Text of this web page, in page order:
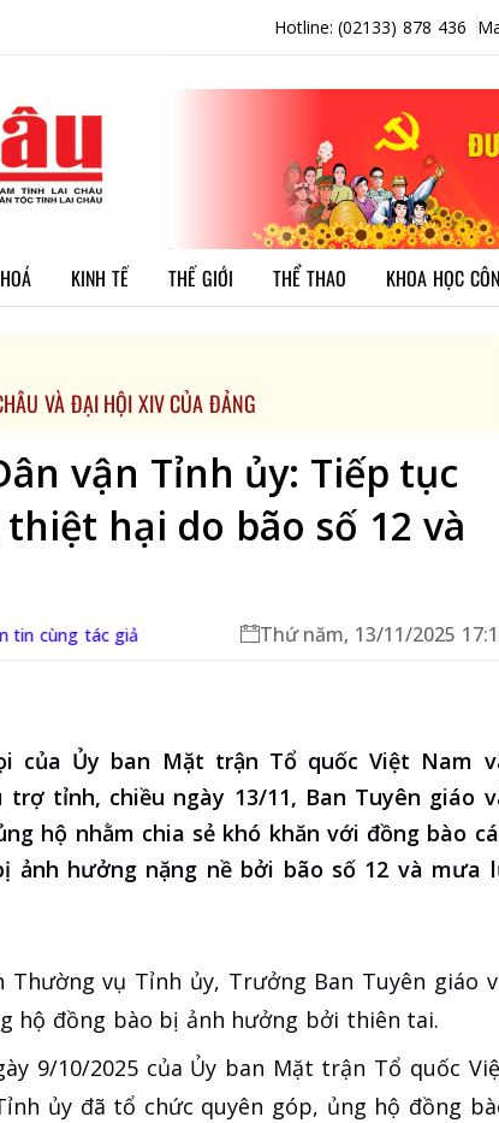
Hotline: (02133) 878 436
KINH TẾ THẾ GIỚI THỂ THAO KHOA HỌC
VÀ ĐẠI HỘI XIV CỦA ĐẢNG
vận Tỉnh ủy: Tiếp tục
hại do bão số 12 và
tin cùng tác giả Thứ năm, 13/11/2025
của Ủy ban Mặt trận Tổ quốc Việt Nam
trợ tỉnh, chiều ngày 13/11, Ban Tuyên giáo
hộ nhằm chia sẻ khó khăn với đồng bào
ảnh hưởng nặng nề bởi bão số 12 và mưa
vụ Tỉnh ủy, Trưởng Ban Tuyên giáo
hộ đồng bào bị ảnh hưởng bởi thiên tai.
9/10/2025 của Ủy ban Mặt trận Tổ quốc
ủy đã tổ chức quyên góp, ủng hộ đồng